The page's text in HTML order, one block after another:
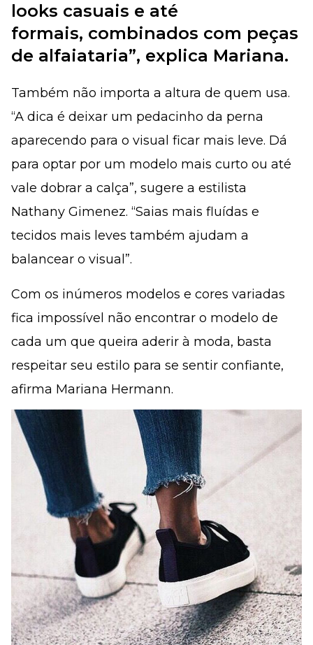
looks casuais e até
formais, combinados com peças
de alfaiataria”, explica Mariana.
Também não importa a altura de quem usa.
“A dica é deixar um pedacinho da perna
aparecendo para o visual ficar mais leve. Dá
para optar por um modelo mais curto ou até
vale dobrar a calça”, sugere a estilista
Nathany Gimenez. “Saias mais fluídas e
tecidos mais leves também ajudam a
balancear o visual”.
Com os inúmeros modelos e cores variadas
fica impossível não encontrar o modelo de
cada um que queira aderir à moda, basta
respeitar seu estilo para se sentir confiante,
afirma Mariana Hermann.